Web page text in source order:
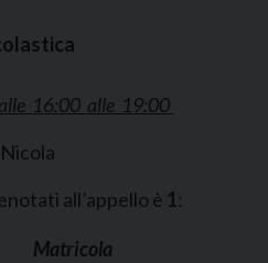
16:00 alle 19:00
all’appello è 1:
Matricola